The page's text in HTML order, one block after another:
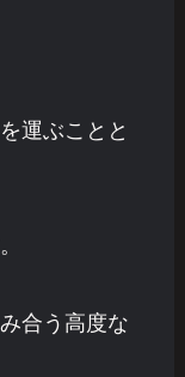
運ぶことと
合う高度な